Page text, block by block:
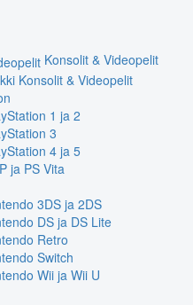
Konsolit & Videopelit
Konsolit & Videopelit
1 ja 2
3
4 ja 5
ja PS Vita
3DS ja 2DS
DS ja DS Lite
Retro
Switch
Wii ja Wii U